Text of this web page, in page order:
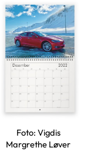
Foto: Vigdis
Margrethe Løver